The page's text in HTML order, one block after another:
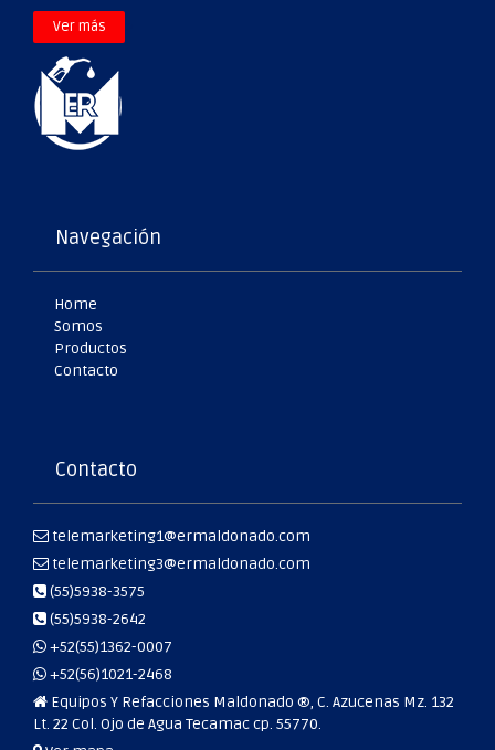
Ver más
Navegación
Home
Somos
Productos
Contacto
Contacto
telemarketing1@ermaldonado.com
telemarketing3@ermaldonado.com
(55)5938-3575
(55)5938-2642
+52(55)1362-0007
+52(56)1021-2468
Equipos Y Refacciones Maldonado ®, C. Azucenas Mz. 132
Lt. 22 Col. Ojo de Agua Tecamac cp. 55770.